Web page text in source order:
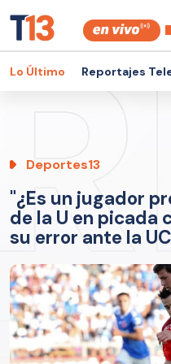
Lo Último Reportajes
Deportes13
"¿Es un jugador
de la U en picada
su error ante la UC